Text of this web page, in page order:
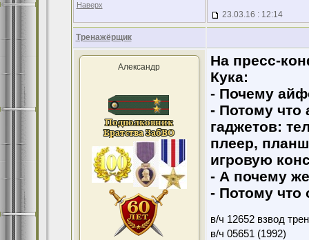
Наверх
23.03.16 : 12:14
Тренажёрщик
Александр
На пресс-
Кука:
- Почему
- Потому что
гаджетов:
плеер,
игровую
- А почему
- Потому что
в/ч 12652 взвод
в/ч 05651 (1992)